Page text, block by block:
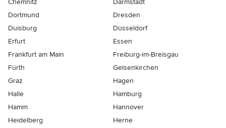
Chemnitz
Darmstadt
Dortmund
Dresden
Duisburg
Düsseldorf
Erfurt
Essen
Frankfurt am Main
Freiburg-im-Breisgau
Fürth
Gelsenkirchen
Graz
Hagen
Halle
Hamburg
Hamm
Hannover
Heidelberg
Herne